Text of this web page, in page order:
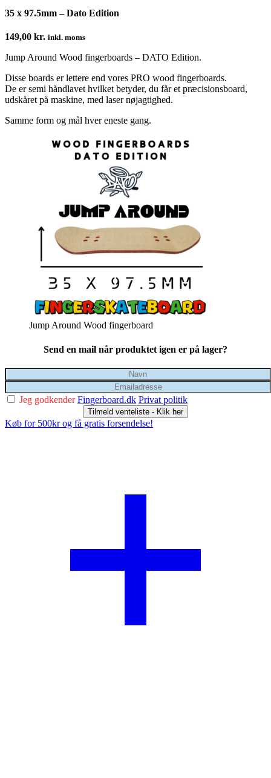
35 x 97.5mm – Dato Edition
149,00 kr. inkl. moms
Jump Around Wood fingerboards – DATO Edition.
Disse boards er lettere end vores PRO wood fingerboards.
De er semi håndlavet hvilket betyder, du får et præcisionsboard,
udskåret på maskine, med laser nøjagtighed.
Samme form og mål hver eneste gang.
Jump Around Wood fingerboard
Send en mail når produktet igen er på lager?
Jeg godkenderFingerboard.dk Privat politik
Tilmeld venteliste - Klik her
Køb for 500kr og få gratis forsendelse!